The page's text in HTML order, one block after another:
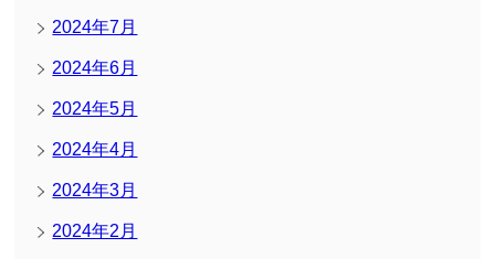
2024年7月
2024年6月
2024年5月
2024年4月
2024年3月
2024年2月